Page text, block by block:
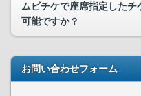
ムビチケで座席指定した
可能ですか？
お問い合わせフォーム